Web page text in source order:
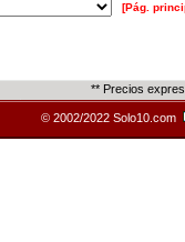
[Pág.
** Precios
© 2002/2022 Solo10.com